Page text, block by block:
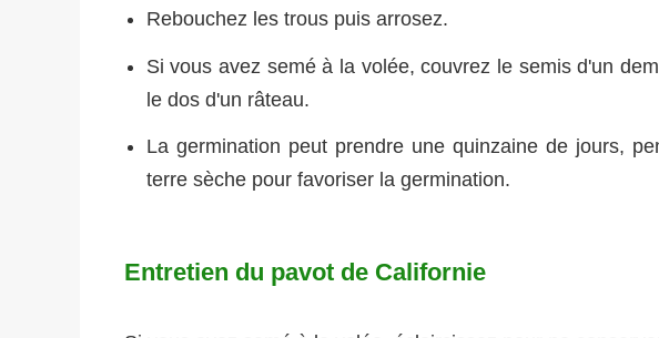
Rebouchez les trous puis arrosez.
Si vous avez semé à la volée, couvrez le semis d'un
le dos d'un râteau.
La germination peut prendre une quinzaine de jours,
terre sèche pour favoriser la germination.
Entretien du pavot de Californie